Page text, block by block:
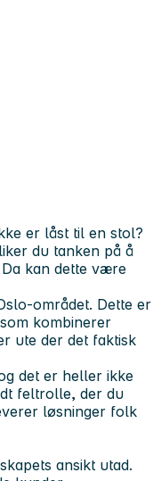
er låst til en stol?
du tanken på å
kan dette være
området. Dette er
kombinerer
ute der det faktisk
det er heller ikke
feltrolle, der du
løsninger folk
ansikt utad.